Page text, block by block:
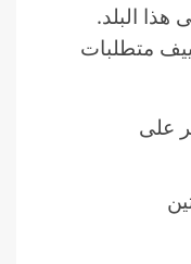
هذا البلد.
متطلبات
لمدة 6 أشهر على